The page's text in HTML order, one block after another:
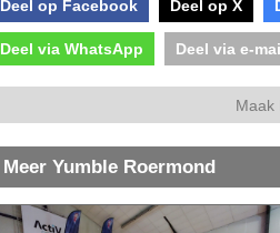
Deel op Facebook Deel op X
Deel via WhatsApp Deel via e-
Maak
Meer Yumble Roermond